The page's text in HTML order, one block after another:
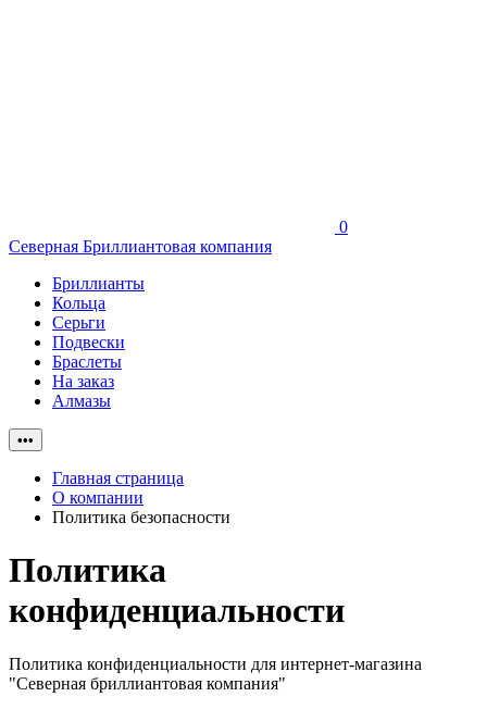
0
Северная Бриллиантовая компания
Бриллианты
Кольца
Серьги
Подвески
Браслеты
На заказ
Алмазы
•••
Главная страница
О компании
Политика безопасности
Политика
конфиденциальности
Политика конфиденциальности для интернет-магазина
"Северная бриллиантовая компания"